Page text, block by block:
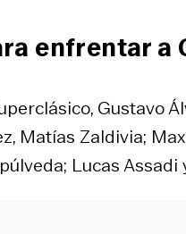
enfrentar a
Gustavo
Matías Zaldivia;
Lucas